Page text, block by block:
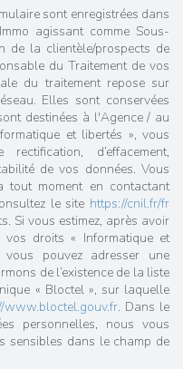
sont enregistrées dans
agissant comme Sous-
de la clientèle/prospects de
du Traitement de vos
du traitement repose sur
Elles sont conservées
destinées à l'Agence / au
et libertés », vous
d’effacement,
de vos données. Vous
tout moment en contactant
le site https://cnil.fr/fr
Si vous estimez, après avoir
droits « Informatique et
pouvez adresser une
de l’existence de la liste
« Bloctel », sur laquelle
www.bloctel.gouv.fr. Dans le
personnelles, nous vous
sensibles dans le champ de